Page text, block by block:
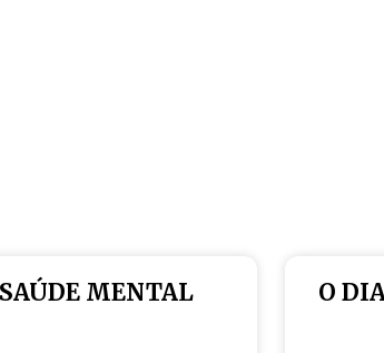
MENTAL O